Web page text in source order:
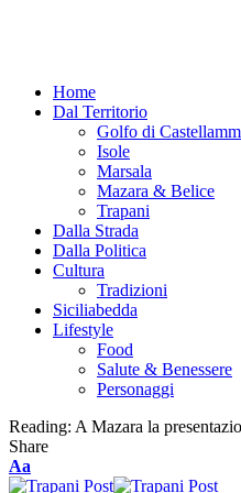
Home
Dal Territorio
Golfo di
Isole
Marsala
Mazara & Belice
Trapani
Dalla Strada
Dalla Politica
Cultura
Tradizioni
Siciliabedda
Lifestyle
Food
Salute & Benessere
Personaggi
Reading: A Mazara la
Share
Font
Resizer
Aa